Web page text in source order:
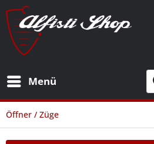
Menü
Öffner / Züge